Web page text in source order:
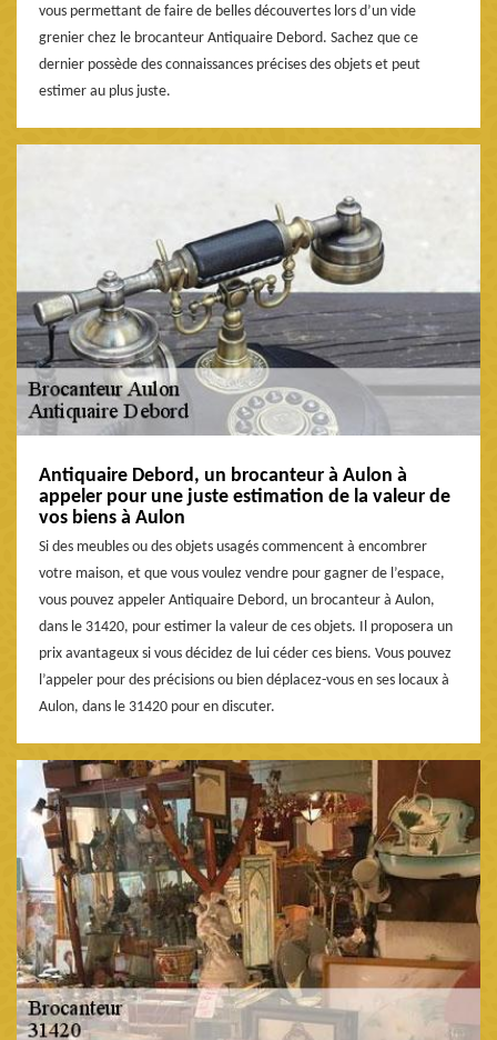
vous permettant de faire de belles découvertes lors d’un vide
grenier chez le brocanteur Antiquaire Debord. Sachez que ce
dernier possède des connaissances précises des objets et peut
estimer au plus juste.
Antiquaire Debord, un brocanteur à Aulon à
appeler pour une juste estimation de la valeur de
vos biens à Aulon
Si des meubles ou des objets usagés commencent à encombrer
votre maison, et que vous voulez vendre pour gagner de l’espace,
vous pouvez appeler Antiquaire Debord, un brocanteur à Aulon,
dans le 31420, pour estimer la valeur de ces objets. Il proposera un
prix avantageux si vous décidez de lui céder ces biens. Vous pouvez
l’appeler pour des précisions ou bien déplacez-vous en ses locaux à
Aulon, dans le 31420 pour en discuter.